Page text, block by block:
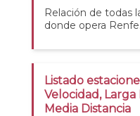
Relación de todas
donde opera Renfe.
Listado
Velocidad, Larga
Media Distancia